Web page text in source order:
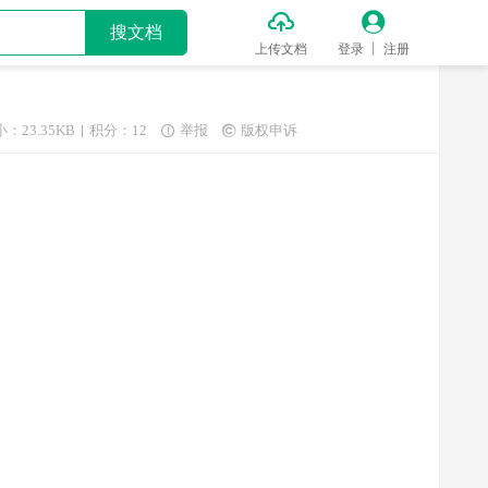
搜文档 
上传文档

登录 注册
：23.35KB 积分：12  举报  版权申诉